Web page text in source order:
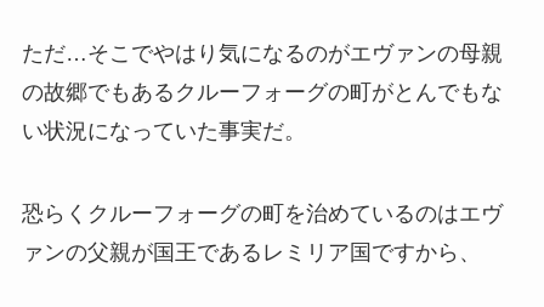
ただ…そこでやはり気になるのがエヴァンの母親
の故郷でもあるクルーフォーグの町がとんでもな
い状況になっていた事実だ。
恐らくクルーフォーグの町を治めているのはエヴ
ァンの父親が国王であるレミリア国ですから、